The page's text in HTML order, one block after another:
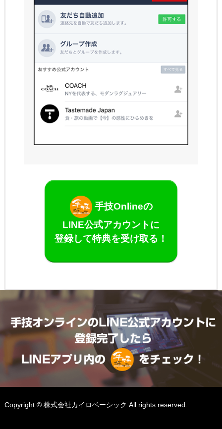
手技Onlineの
LINE公式アカウントに
登録して特典を受け取る！
Copyright © 株式会社カイロベーシック All rights reserved.